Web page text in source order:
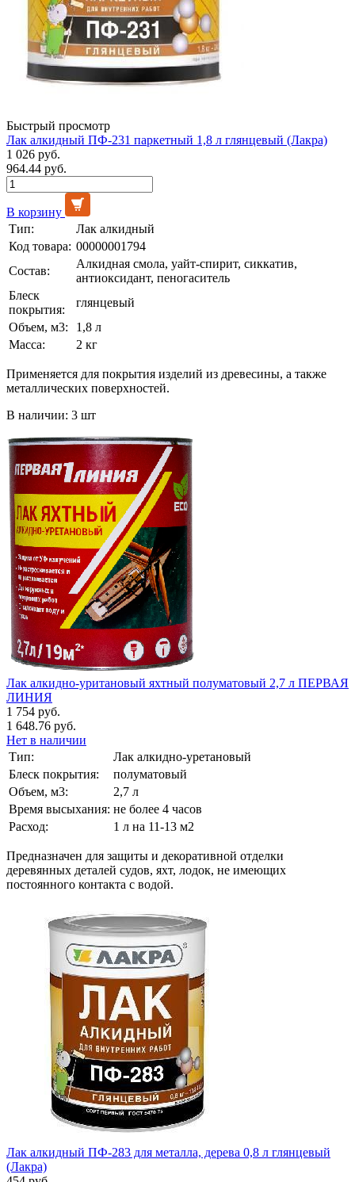
Быстрый просмотр
Лак алкидный ПФ-231 паркетный 1,8 л глянцевый (Лакра)
1 026 руб.
964.44 руб.
В корзину
Тип:
Лак алкидный
Код товара: 00000001794
Состав:
Алкидная смола, уайт-спирит, сиккатив,
антиоксидант, пеногаситель
Блеск
покрытия:
глянцевый
Объем, м3:
1,8 л
Масса:
2 кг
Применяется для покрытия изделий из древесины, а также
металлических поверхностей.
В наличии: 3 шт
Лак алкидно-уритановый яхтный полуматовый 2,7 л ПЕРВАЯ
ЛИНИЯ
1 754 руб.
1 648.76 руб.
Нет в наличии
Тип:
Лак алкидно-уретановый
Блеск покрытия:
полуматовый
Объем, м3:
2,7 л
Время высыхания: не более 4 часов
Расход:
1 л на 11-13 м2
Предназначен для защиты и декоративной отделки
деревянных деталей судов, яхт, лодок, не имеющих
постоянного контакта с водой.
Лак алкидный ПФ-283 для металла, дерева 0,8 л глянцевый
(Лакра)